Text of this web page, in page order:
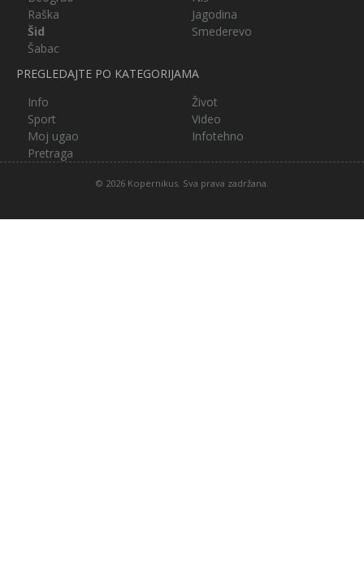
Raška
Jagodina
Šid
Smederevo
Šabac
PREGLEDAJTE PO KATEGORIJAMA
Info
Život
Sport
Video
Moj ugao
Infotehno
Pretraga
© 2026 Kopernikus. Sva prava zadržana.